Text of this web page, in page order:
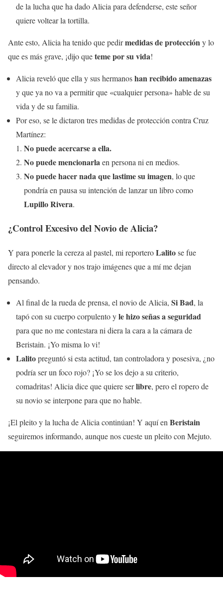
de la lucha que ha dado Alicia para defenderse, este señor
quiere voltear la tortilla.
Ante esto, Alicia ha tenido que pedirmedidas de proteccióny lo
que es más grave, ¡dijo queteme por su vida!
Alicia reveló que ella y sus hermanoshan recibido amenazas
y que ya no va a permitir que «cualquier persona» hable de su
vida y de su familia.
Por eso, se le dictaron tres medidas de protección contra Cruz
Martínez:
No puede acercarse a ella.
No puede mencionarlaen persona ni en medios.
No puede hacer nada que lastime su imagen, lo que
pondría en pausa su intención de lanzar un libro como
Lupillo Rivera.
¿Control Excesivo del Novio de Alicia?
Y para ponerle la cereza al pastel, mi reporteroLalitose fue
directo al elevador y nos trajo imágenes que a mí me dejan
pensando.
Al final de la rueda de prensa, el novio de Alicia, Si Bad, la
tapó con su cuerpo corpulento yle hizo señas a seguridad
para que no me contestara ni diera la cara a la cámara de
Beristain. ¡Yo misma lo vi!
Lalitopreguntó si esta actitud, tan controladora y posesiva, ¿no
podría ser un foco rojo? ¡Yo se los dejo a su criterio,
comadritas! Alicia dice que quiere serlibre, pero el ropero de
su novio se interpone para que no hable.
¡El pleito y la lucha de Alicia continúan! Y aquí en Beristain
seguiremos informando, aunque nos cueste un pleito con Mejuto.